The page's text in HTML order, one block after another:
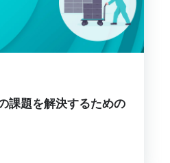
課題を解決するための